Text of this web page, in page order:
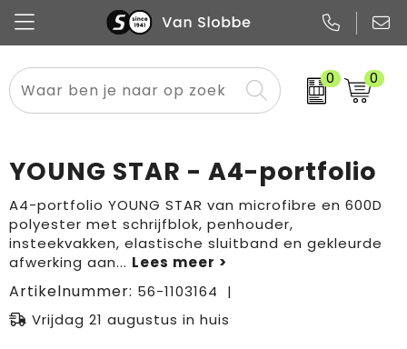
0 0
Alle categorieën
Promo
Pennen
Papier
Flessen
Merken
Meest gekozen
Overig textiel
Boodschappen- en draagtassen
Rugzakken
YOUNG STAR - A4-portfolio
A4-portfolio YOUNG STAR van microfibre en 600D
polyester met schrijfblok, penhouder,
insteekvakken, elastische sluitband en gekleurde
afwerking aan...
Artikelnummer: 56-1103164
Vrijdag 21 augustus in huis